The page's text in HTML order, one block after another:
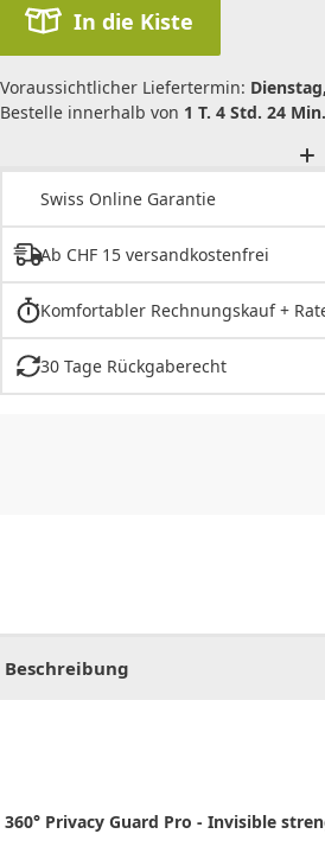
In die Kiste
Voraussichtlicher Liefertermin:
Bestelle innerhalb von 1 T. 4 Std. 24
Swiss Online Garantie
Ab CHF 15 versandkostenfrei
Komfortabler Rechnungskauf +
30 Tage Rückgaberecht
Beschreibung
360° Privacy Guard Pro - Invisible